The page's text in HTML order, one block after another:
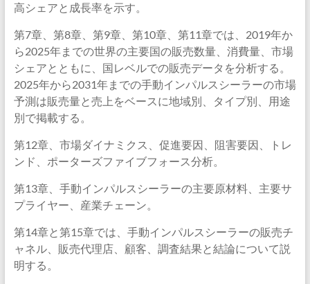
高シェアと成長率を示す。
第7章、第8章、第9章、第10章、第11章では、2019年か
ら2025年までの世界の主要国の販売数量、消費量、市場
シェアとともに、国レベルでの販売データを分析する。
2025年から2031年までの手動インパルスシーラーの市場
予測は販売量と売上をベースに地域別、タイプ別、用途
別で掲載する。
第12章、市場ダイナミクス、促進要因、阻害要因、トレ
ンド、ポーターズファイブフォース分析。
第13章、手動インパルスシーラーの主要原材料、主要サ
プライヤー、産業チェーン。
第14章と第15章では、手動インパルスシーラーの販売チ
ャネル、販売代理店、顧客、調査結果と結論について説
明する。